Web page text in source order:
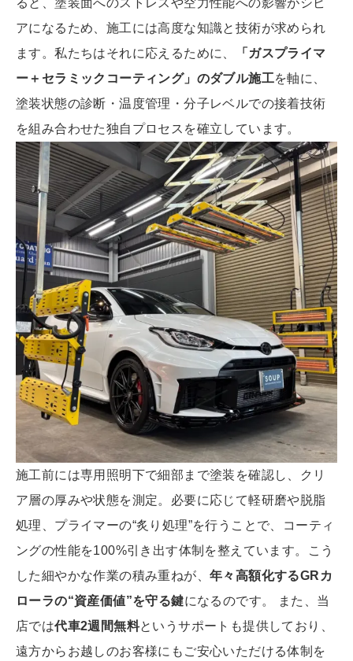
ると、塗装面へのストレスや空力性能への影響がシビ
アになるため、施工には高度な知識と技術が求められ
ます。私たちはそれに応えるために、
「ガスプライマ
ー＋セラミックコーティング」のダブル施工を軸に、
塗装状態の診断・温度管理・分子レベルでの接着技術
を組み合わせた独自プロセスを確立しています。
施工前には専用照明下で細部まで塗装を確認し、クリ
ア層の厚みや状態を測定。必要に応じて軽研磨や脱脂
処理、プライマーの“炙り処理”を行うことで、コーティ
ングの性能を100%引き出す体制を整えています。こう
した細やかな作業の積み重ねが、 年々高額化するGRカ
ローラの“資産価値”を守る鍵になるのです。 また、当
店では代車2週間無料というサポートも提供しており、
遠方からお越しのお客様にもご安心いただける体制を